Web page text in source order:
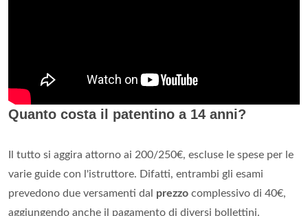
Quanto costa il patentino a 14 anni?
Il tutto si aggira attorno ai 200/250€, escluse le spese per le
varie guide con l'istruttore. Difatti, entrambi gli esami
prevedono due versamenti dal prezzo complessivo di 40€,
aggiungendo anche il pagamento di diversi bollettini.